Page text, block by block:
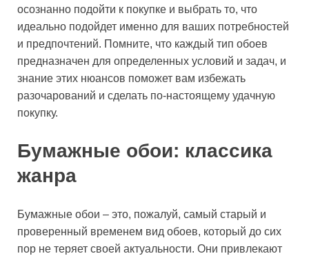
осознанно подойти к покупке и выбрать то, что
идеально подойдет именно для ваших потребностей
и предпочтений. Помните, что каждый тип обоев
предназначен для определенных условий и задач, и
знание этих нюансов поможет вам избежать
разочарований и сделать по-настоящему удачную
покупку.
Бумажные обои: классика
жанра
Бумажные обои – это, пожалуй, самый старый и
проверенный временем вид обоев, который до сих
пор не теряет своей актуальности. Они привлекают